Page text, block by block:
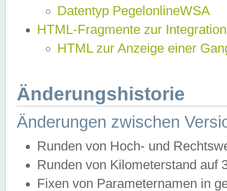
Datentyp PegelonlineWSA
HTML-Fragmente zur
HTML zur Anzeige einer
Änderungshistorie
Änderungen zwischen
Runden von Hoch- und
Runden von Kilometerstand auf
Fixen von Parameternamen in